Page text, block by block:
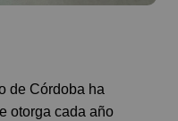
de Córdoba ha
otorga cada año